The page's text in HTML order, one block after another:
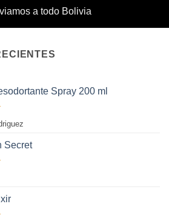
a todo Bolivia
Spray 200 ml
Secret